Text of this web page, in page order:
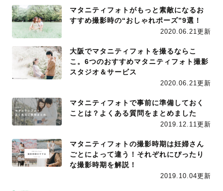
マタニティフォトがもっと素敵になるお
すすめ撮影時の“おしゃれポーズ”9選！
2020.06.21更新
大阪でマタニティフォトを撮るならこ
こ。6つのおすすめマタニティフォト撮影
スタジオ＆サービス
2020.06.21更新
マタニティフォトで事前に準備しておく
ことは？よくある質問をまとめました
2019.12.11更新
マタニティフォトの撮影時期は妊婦さん
ごとによって違う！それぞれにぴったり
な撮影時期を解説！
2019.10.04更新